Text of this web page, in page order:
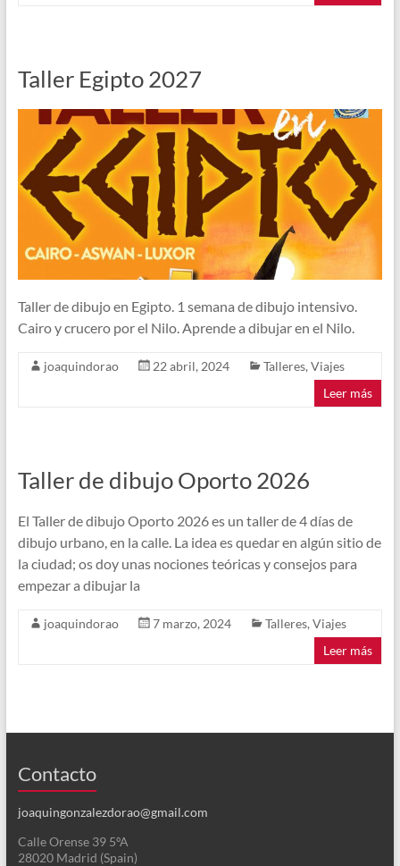
Taller Egipto 2027
Taller de dibujo en Egipto. 1 semana de dibujo intensivo.
Cairo y crucero por el Nilo. Aprende a dibujar en el Nilo.
joaquindorao 22 abril, 2024 Talleres, Viajes
Leer más
Taller de dibujo Oporto 2026
El Taller de dibujo Oporto 2026 es un taller de 4 días de
dibujo urbano, en la calle. La idea es quedar en algún sitio de
la ciudad; os doy unas nociones teóricas y consejos para
empezar a dibujar la
joaquindorao 7 marzo, 2024 Talleres, Viajes
Leer más
Contacto
joaquingonzalezdorao@gmail.com
Calle Orense 39 5ºA
28020 Madrid (Spain)